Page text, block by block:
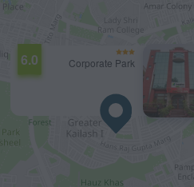
Corporate Park
6.0